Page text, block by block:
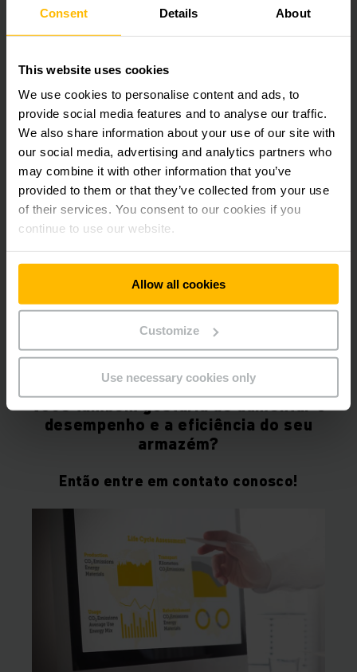
Consent Details About
This website uses cookies
We use cookies to personalise content and ads, to
provide social media features and to analyse our traffic.
We also share information about your use of our site with
our social media, advertising and analytics partners who
may combine it with other information that you’ve
provided to them or that they’ve collected from your use
of their services. You consent to our cookies if you
continue to use our website.
Allow all cookies
Customize
Use necessary cookies only
solicitamos o seu consentimento.
imagem devido às suas preferências de
Para acessar esse conteúdo, por favor, aceite os
cookies "marketing“.
ACEITAR COOKIES
Você também gostaria de aumentar o
desempenho e a eficiência do seu
armazém?
Então entre em contato conosco!